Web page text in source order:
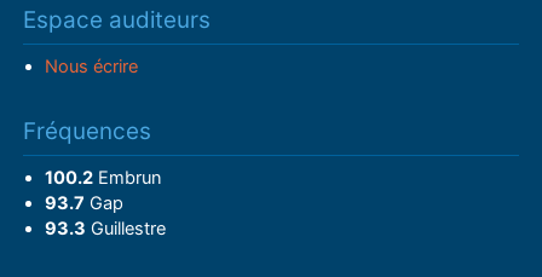
Espace auditeurs
Nous écrire
Fréquences
100.2Embrun
93.7 Gap
93.3 Guillestre